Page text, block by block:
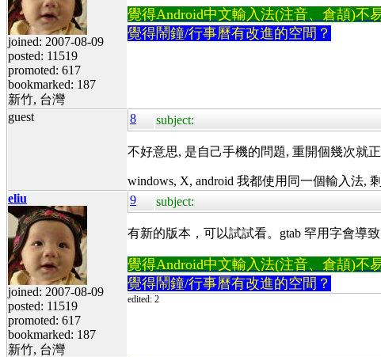
joined: 2007-08-09
posted: 11519
promoted: 617
bookmarked: 187
新竹, 台灣
覺得Android中文輸入法(注音、倉頡)不
覺得鬧鐘/行事曆有改進的空間？
guest 8 subject:
不好意思, 是自己手機的問題, 重開個幾次就
windows, X, android 我都使用同一個輸入法, 剩
eliu
joined: 2007-08-09
posted: 11519
promoted: 617
bookmarked: 187
新竹, 台灣
9 subject:
有新的版本，可以試試看。gtab 罕用字會導
覺得Android中文輸入法(注音、倉頡)不
覺得鬧鐘/行事曆有改進的空間？
edited: 2